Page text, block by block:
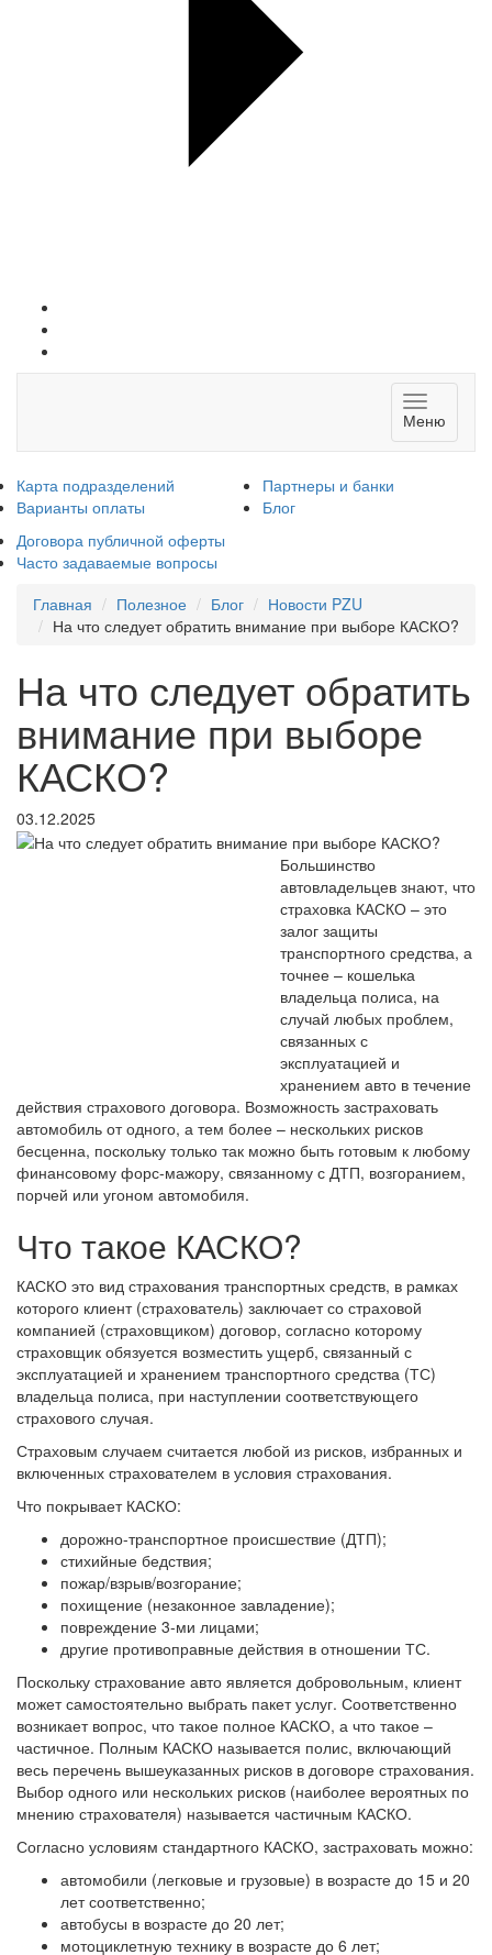
Toggle
Меню
Карта подразделений
Варианты оплаты
Партнеры и банки
Блог
Договора публичной оферты
Часто задаваемые вопросы
Главная
Полезное Блог
Новости PZU
На что следует обратить внимание при выборе КАСКО?
На что следует обратить
внимание при выборе
КАСКО?
03.12.2025
Большинство
автовладельцев знают, что
страховка КАСКО – это
залог защиты
транспортного средства, а
точнее – кошелька
владельца полиса, на
случай любых проблем,
связанных с
эксплуатацией и
хранением авто в течение
действия страхового договора. Возможность застраховать
автомобиль от одного, а тем более – нескольких рисков
бесценна, поскольку только так можно быть готовым к любому
финансовому форс-мажору, связанному с ДТП, возгоранием,
порчей или угоном автомобиля.
Что такое КАСКО?
КАСКО это вид страхования транспортных средств, в рамках
которого клиент (страхователь) заключает со страховой
компанией (страховщиком) договор, согласно которому
страховщик обязуется возместить ущерб, связанный с
эксплуатацией и хранением транспортного средства (ТС)
владельца полиса, при наступлении соответствующего
страхового случая.
Страховым случаем считается любой из рисков, избранных и
включенных страхователем в условия страхования.
Что покрывает КАСКО:
дорожно-транспортное происшествие (ДТП);
стихийные бедствия;
пожар/взрыв/возгорание;
похищение (незаконное завладение);
повреждение 3-ми лицами;
другие противоправные действия в отношении ТС.
Поскольку страхование авто является добровольным, клиент
может самостоятельно выбрать пакет услуг. Соответственно
возникает вопрос, что такое полное КАСКО, а что такое –
частичное. Полным КАСКО называется полис, включающий
весь перечень вышеуказанных рисков в договоре страхования.
Выбор одного или нескольких рисков (наиболее вероятных по
мнению страхователя) называется частичным КАСКО.
Согласно условиям стандартного КАСКО, застраховать можно:
автомобили (легковые и грузовые) в возрасте до 15 и 20
лет соответственно;
автобусы в возрасте до 20 лет;
мотоциклетную технику в возрасте до 6 лет;